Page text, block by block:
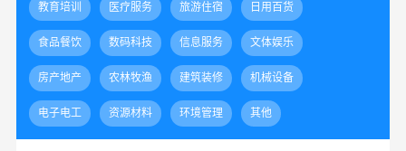
教育培训 医疗服务 旅游住宿 日用百货
食品餐饮 数码科技 信息服务 文体娱乐
房产地产 农林牧渔 建筑装修 机械设备
电子电工 资源材料 环境管理 其他